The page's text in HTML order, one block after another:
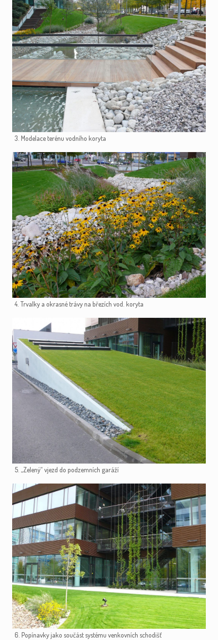
3. Modelace terénu vodního koryta
4. Trvalky a okrasné trávy na březích vod. koryta
5. „Zelený“ vjezd do podzemních garáží
6. Popínavky jako součást systému venkovních schodišť